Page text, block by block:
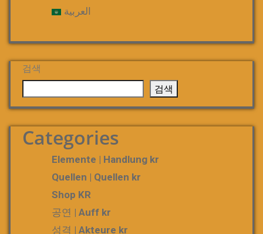
العربية
검색
검색
Categories
Elemente | Handlung kr
Quellen | Quellen kr
Shop KR
공연 | Auff kr
성격 | Akteure kr